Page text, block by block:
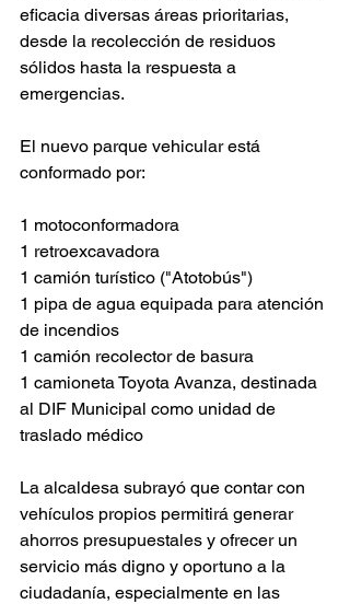
eficacia diversas áreas prioritarias,
desde la recolección de residuos
sólidos hasta la respuesta a
emergencias.
El nuevo parque vehicular está
conformado por:
1 motoconformadora
1 retroexcavadora
1 camión turístico ("Atotobús")
1 pipa de agua equipada para atención
de incendios
1 camión recolector de basura
1 camioneta Toyota Avanza, destinada
al DIF Municipal como unidad de
traslado médico
La alcaldesa subrayó que contar con
vehículos propios permitirá generar
ahorros presupuestales y ofrecer un
servicio más digno y oportuno a la
ciudadanía, especialmente en las